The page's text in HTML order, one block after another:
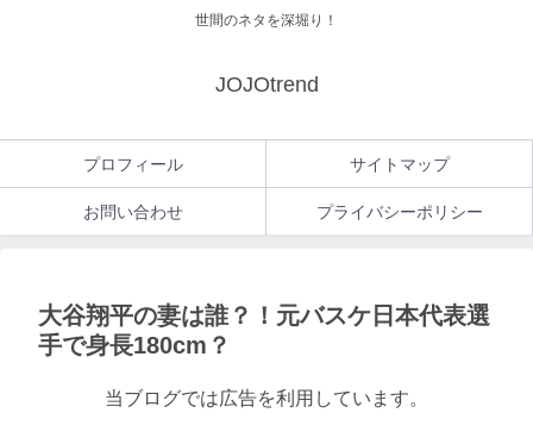
世間のネタを深堀り！
JOJOtrend
プロフィール サイトマップ
お問い合わせ プライバシーポリシー
大谷翔平の妻は誰？！元バスケ日本代表選
手で身長180cm？
当ブログでは広告を利用しています。